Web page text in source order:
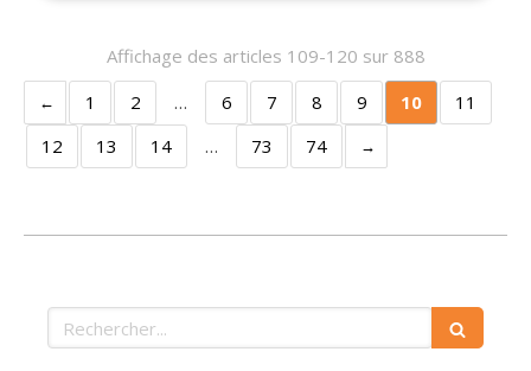
Affichage des articles 109-120 sur 888
1
2 … 6 7 8 9 10
11
12
13 14 … 73 74
Rechercher